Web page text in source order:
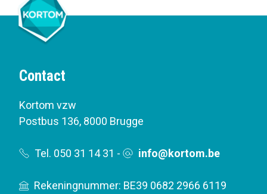
Contact
Kortom vzw
Postbus 136, 8000 Brugge
Tel. 050 31 14 31 - info@kortom.be
Rekeningnummer: BE39 0682 2966 6119